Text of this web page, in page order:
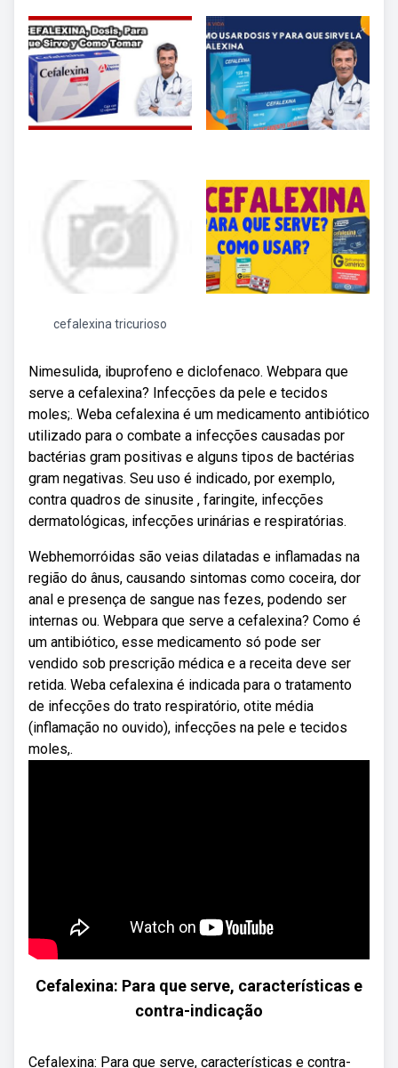
cefalexina tricurioso
Nimesulida, ibuprofeno e diclofenaco. Webpara que
serve a cefalexina? Infecções da pele e tecidos
moles;. Weba cefalexina é um medicamento antibiótico
utilizado para o combate a infecções causadas por
bactérias gram positivas e alguns tipos de bactérias
gram negativas. Seu uso é indicado, por exemplo,
contra quadros de sinusite , faringite, infecções
dermatológicas, infecções urinárias e respiratórias.
Webhemorróidas são veias dilatadas e inflamadas na
região do ânus, causando sintomas como coceira, dor
anal e presença de sangue nas fezes, podendo ser
internas ou. Webpara que serve a cefalexina? Como é
um antibiótico, esse medicamento só pode ser
vendido sob prescrição médica e a receita deve ser
retida. Weba cefalexina é indicada para o tratamento
de infecções do trato respiratório, otite média
(inflamação no ouvido), infecções na pele e tecidos
moles,.
Cefalexina: Para que serve, características e
contra-indicação
Cefalexina: Para que serve, características e contra-